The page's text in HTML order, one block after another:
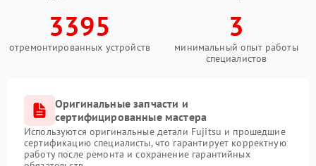
3395
отремонтированных устройств
3
минимальный опыт работы
специалистов
Оригинальные запчасти и
сертифицированные мастера
Используются оригинальные детали Fujitsu и прошедшие
сертификацию специалисты, что гарантирует корректную
работу после ремонта и сохранение гарантийных